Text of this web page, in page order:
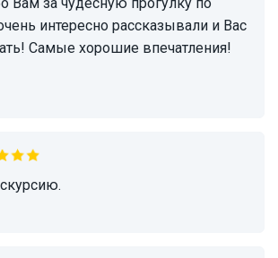
интересно рассказывали и Вас
Самые хорошие впечатления!